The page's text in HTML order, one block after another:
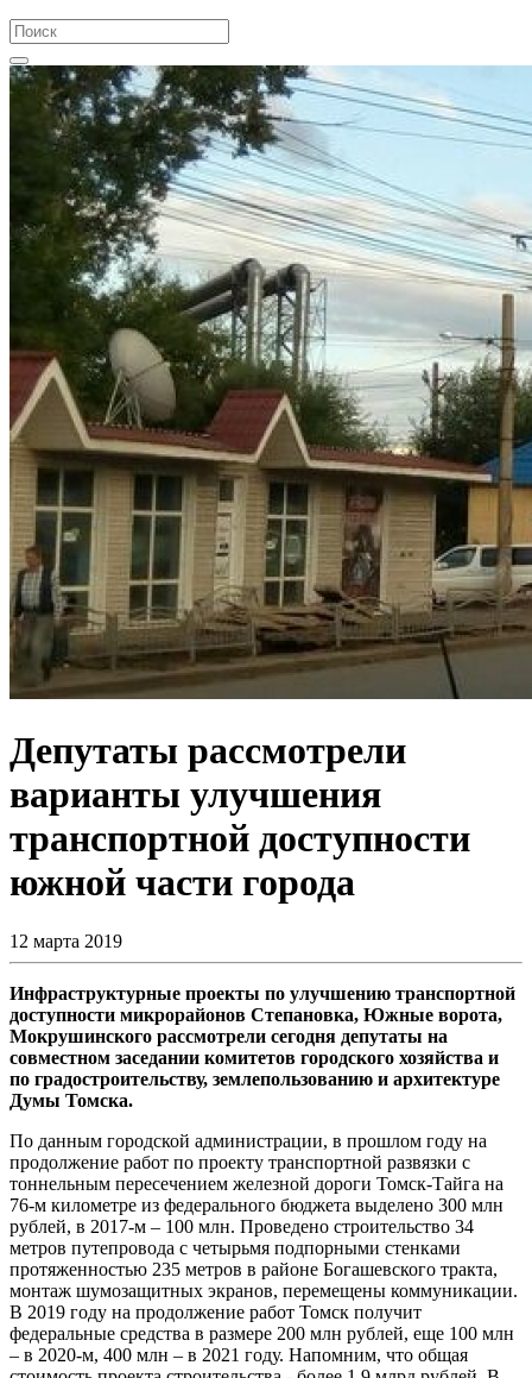
Депутаты рассмотрели
варианты улучшения
транспортной доступности
южной части города
12 марта 2019
Инфраструктурные проекты по улучшению транспортной
доступности микрорайонов Степановка, Южные ворота,
Мокрушинского рассмотрели сегодня депутаты на
совместном заседании комитетов городского хозяйства и
по градостроительству, землепользованию и архитектуре
Думы Томска.
По данным городской администрации, в прошлом году на
продолжение работ по проекту транспортной развязки с
тоннельным пересечением железной дороги Томск-Тайга на
76-м километре из федерального бюджета выделено 300 млн
рублей, в 2017-м – 100 млн. Проведено строительство 34
метров путепровода с четырьмя подпорными стенками
протяженностью 235 метров в районе Богашевского тракта,
монтаж шумозащитных экранов, перемещены коммуникации.
В 2019 году на продолжение работ Томск получит
федеральные средства в размере 200 млн рублей, еще 100 млн
– в 2020-м, 400 млн – в 2021 году. Напомним, что общая